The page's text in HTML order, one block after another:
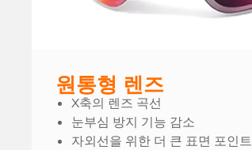
원통형 렌즈
X축의 렌즈 곡선
눈부심 방지 기능 감소
자외선을 위한 더 큰 표면 포인트